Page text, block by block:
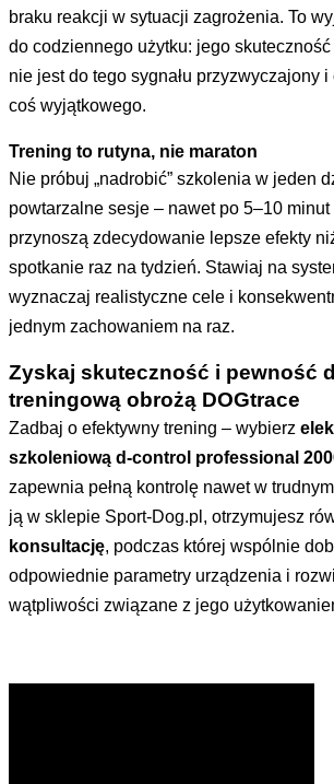
braku reakcji w sytuacji zagrożenia. To
do codziennego użytku: jego
nie jest do tego sygnału przyzwyczajony
coś wyjątkowego.
Trening to rutyna, nie maraton
Nie próbuj „nadrobić” szkolenia w jeden
powtarzalne sesje – nawet po 5–10
przynoszą zdecydowanie lepsze efekty
spotkanie raz na tydzień. Stawiaj na
wyznaczaj realistyczne cele i
jednym zachowaniem na raz.
Zyskaj skuteczność i pewność
treningową obrożą DOGtrace
Zadbaj o efektywny trening – wybierz
szkoleniową d-control professional
zapewnia pełną kontrolę nawet w
ją w sklepie Sport-Dog.pl, otrzymujesz
konsultację, podczas której wspólnie
odpowiednie parametry urządzenia i
wątpliwości związane z jego